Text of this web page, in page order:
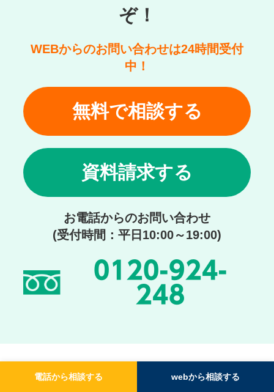
ぞ！
WEBからのお問い合わせは24時間受付
中！
無料で相談する
資料請求する
お電話からのお問い合わせ
(受付時間：平日10:00～19:00)
0120-924-
248
電話から相談する webから相談する